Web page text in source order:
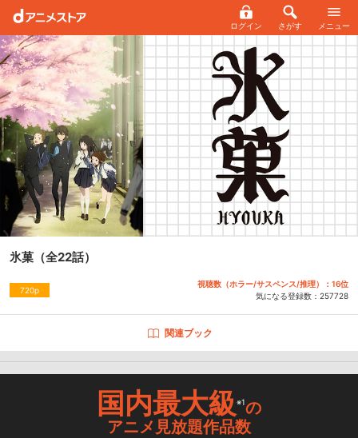
ログイン さがす メニュー
氷菓 （全22話）
720p
視聴数（ホラー/サスペンス/推理）：16位
気になる登録数： 257728
関連ブック
国内最大級※1の
アニメ見放題作品数